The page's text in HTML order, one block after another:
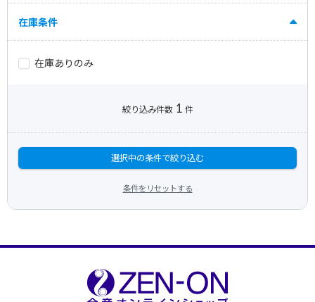
在庫条件
在庫ありのみ
絞り込み件数 1 件
選択中の条件で絞り込む
条件をリセットする